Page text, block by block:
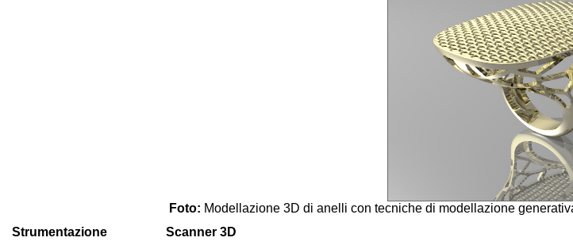
Foto: Modellazione 3D di anelli con tecniche di modellazione
Strumentazione
Scanner 3D